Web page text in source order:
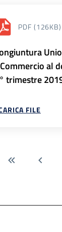
PDF (126KB)
al
trimestre
FILE